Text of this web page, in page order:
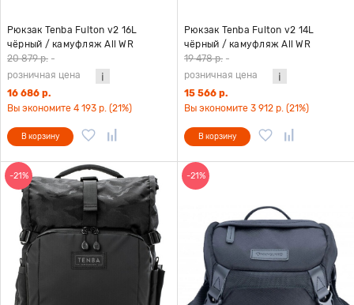
Рюкзак Tenba Fulton v2 16L
чёрный / камуфляж All WR
20 879 р. -
розничная цена
16 686 р.
Вы экономите 4 193 р. (21%)
В корзину
Рюкзак Tenba Fulton v2 14L
чёрный / камуфляж All WR
19 478 р. -
розничная цена
15 566 р.
Вы экономите 3 912 р. (21%)
В корзину
-21% -21%